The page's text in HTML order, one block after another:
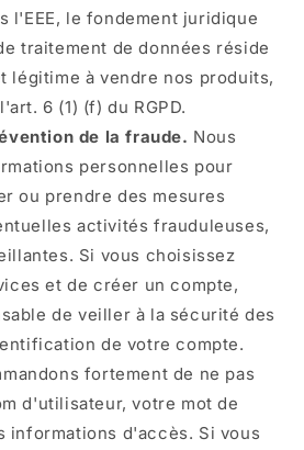
l'EEE, le fondement juridique
traitement de données réside
légitime à vendre nos produits,
6 (1) (f) du RGPD.
de la fraude. Nous
personnelles pour
ou prendre des mesures
activités frauduleuses,
Si vous choisissez
et de créer un compte,
de veiller à la sécurité des
de votre compte.
fortement de ne pas
d'utilisateur, votre mot de
informations d'accès. Si vous